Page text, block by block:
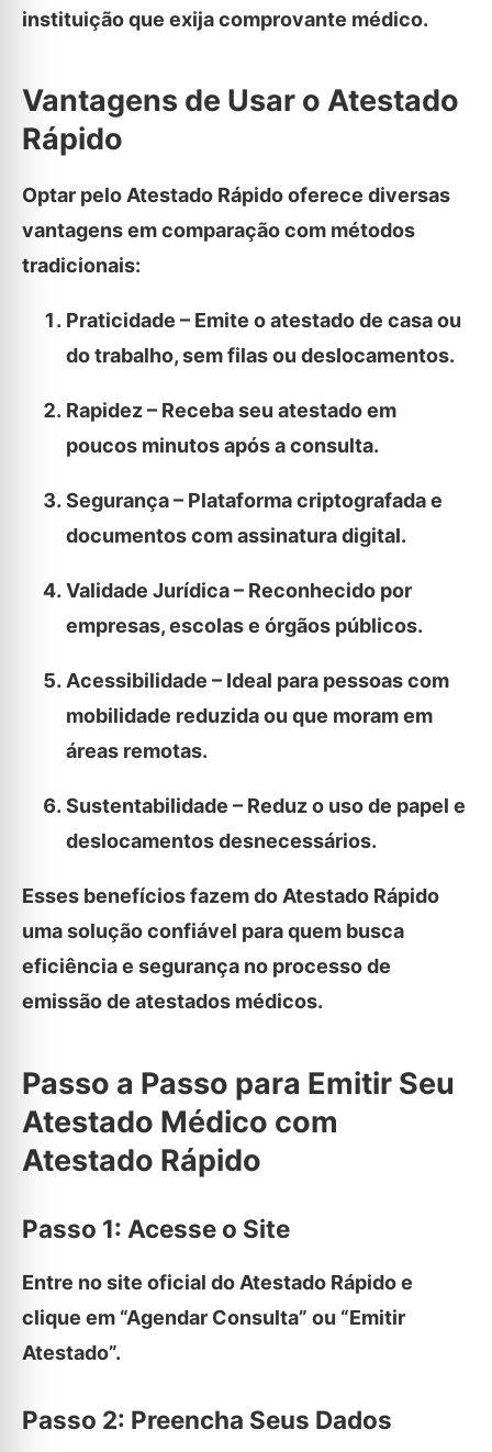
instituição que exija comprovante médico.
Vantagens de Usar o Atestado
Rápido
Optar pelo Atestado Rápido oferece diversas
vantagens em comparação com métodos
tradicionais:
Praticidade – Emite o atestado de casa ou
do trabalho, sem filas ou deslocamentos.
Rapidez – Receba seu atestado em
poucos minutos após a consulta.
Segurança – Plataforma criptografada e
documentos com assinatura digital.
Validade Jurídica – Reconhecido por
empresas, escolas e órgãos públicos.
Acessibilidade – Ideal para pessoas com
mobilidade reduzida ou que moram em
áreas remotas.
Sustentabilidade – Reduz o uso de papel e
deslocamentos desnecessários.
Esses benefícios fazem do Atestado Rápido
uma solução confiável para quem busca
eficiência e segurança no processo de
emissão de atestados médicos.
Passo a Passo para Emitir Seu
Atestado Médico com
Atestado Rápido
Passo 1: Acesse o Site
Entre no site oficial do Atestado Rápido e
clique em “Agendar Consulta” ou “Emitir
Atestado”.
Passo 2: Preencha Seus Dados